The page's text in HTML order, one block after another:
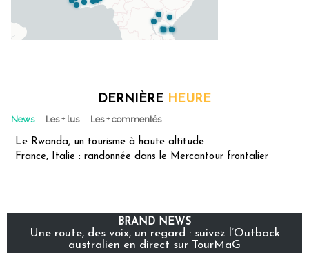
DERNIÈRE HEURE
News Les + lus Les + commentés
Le Rwanda, un tourisme à haute altitude
France, Italie : randonnée dans le Mercantour frontalier
BRAND NEWS
Une route, des voix, un regard : suivez l’Outback
australien en direct sur TourMaG